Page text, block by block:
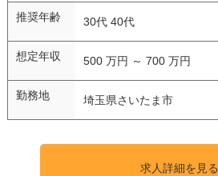
推奨年齢 30代 40代
想定年収 500 万円 ～ 700 万円
勤務地 埼玉県さいたま市
求人詳細を見る